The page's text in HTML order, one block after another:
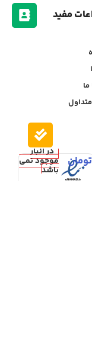
مفید
تومان
در انبار
موجود نمی
باشد